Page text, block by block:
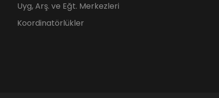
Uyg, Arş. ve Eğt. Merkezleri
Koordinatörlükler